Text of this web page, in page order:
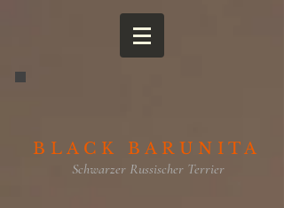
BLACK BARUNITA
Schwarzer Russischer Terrier